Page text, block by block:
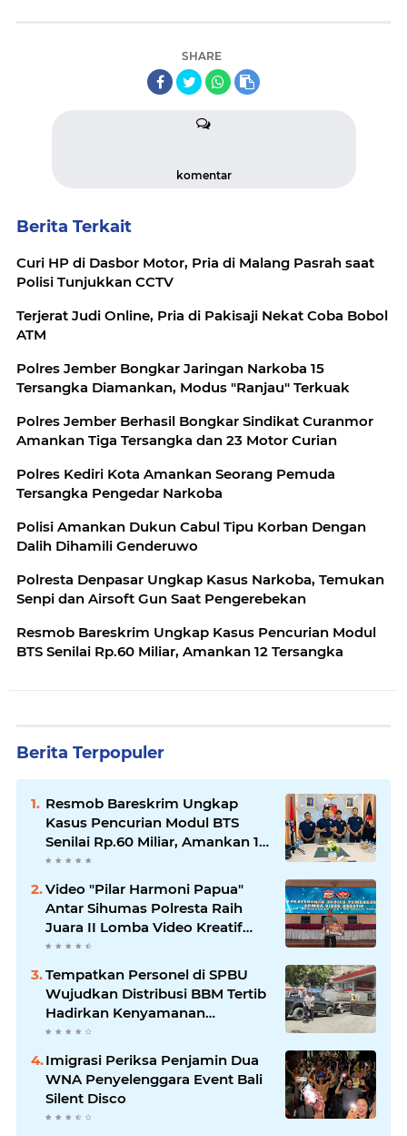
SHARE
komentar
Berita Terkait
Curi HP di Dasbor Motor, Pria di Malang Pasrah saat
Polisi Tunjukkan CCTV
Terjerat Judi Online, Pria di Pakisaji Nekat Coba Bobol
ATM
Polres Jember Bongkar Jaringan Narkoba 15
Tersangka Diamankan, Modus "Ranjau" Terkuak
Polres Jember Berhasil Bongkar Sindikat Curanmor
Amankan Tiga Tersangka dan 23 Motor Curian
Polres Kediri Kota Amankan Seorang Pemuda
Tersangka Pengedar Narkoba
Polisi Amankan Dukun Cabul Tipu Korban Dengan
Dalih Dihamili Genderuwo
Polresta Denpasar Ungkap Kasus Narkoba, Temukan
Senpi dan Airsoft Gun Saat Pengerebekan
Resmob Bareskrim Ungkap Kasus Pencurian Modul
BTS Senilai Rp.60 Miliar, Amankan 12 Tersangka
Berita Terpopuler
Resmob Bareskrim Ungkap
Kasus Pencurian Modul BTS
Senilai Rp.60 Miliar, Amankan 12
Tersangka
Video "Pilar Harmoni Papua"
Antar Sihumas Polresta Raih
Juara II Lomba Video Kreatif
Hari Bhayangkara ke-80
‎Tempatkan Personel di SPBU
Wujudkan Distribusi BBM Tertib
Hadirkan Kenyamanan
Masyarakat
Imigrasi Periksa Penjamin Dua
WNA Penyelenggara Event Bali
Silent Disco